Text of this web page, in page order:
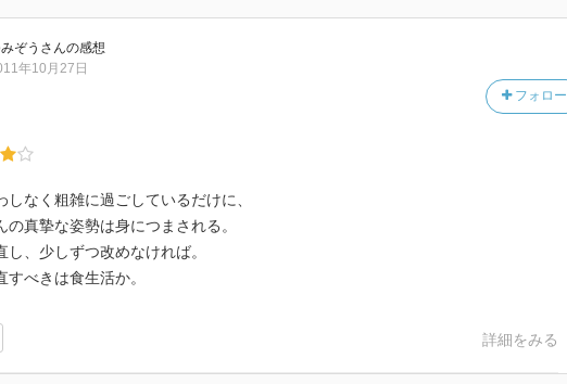
は料理の先生でも研究家でもない。
森のイスキア』という宿泊施設でお客にご飯を作り共に食べることを生業にして
でもないし、料亭の味でも、プロの味でもないだろう。
料理は命をいただくことだと考え、素材を生かそうと丁寧に料理する。
への姿勢は料理を生業とする方達とは違う。
ぞう さんの感想
フォロー
年10月27日
しなく粗雑に過ごしているだけに、
の真摯な姿勢は身につまされる。
し、少しずつ改めなければ。
すべきは食生活か。
詳細をみる